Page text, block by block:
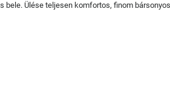
bele. Ülése teljesen komfortos, finom